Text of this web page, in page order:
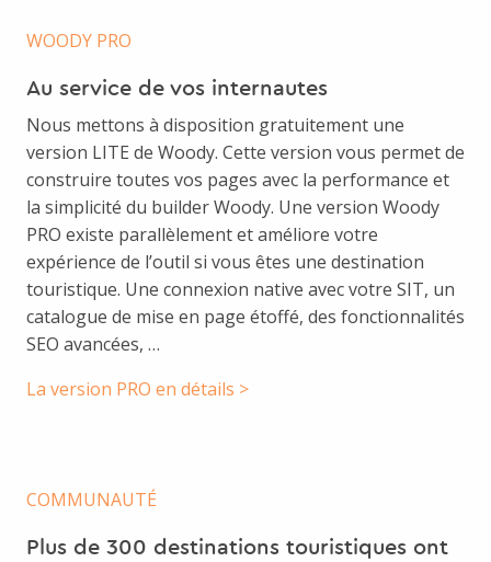
WOODY PRO
Au service de vos internautes
Nous mettons à disposition gratuitement une
version LITE de Woody. Cette version vous permet de
construire toutes vos pages avec la performance et
la simplicité du builder Woody. Une version Woody
PRO existe parallèlement et améliore votre
expérience de l’outil si vous êtes une destination
touristique. Une connexion native avec votre SIT, un
catalogue de mise en page étoffé, des fonctionnalités
SEO avancées, …
La version PRO en détails >
COMMUNAUTÉ
Plus de 300 destinations touristiques ont